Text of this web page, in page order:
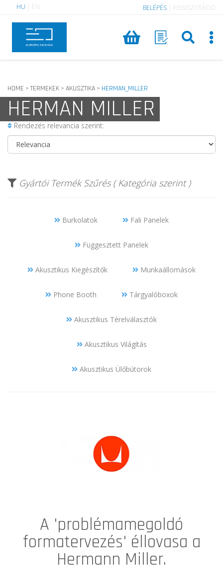
HU EN BELÉPÉS REGISZTRÁCIÓ
HOME > TERMEKEK > AKUSZTIKA > HERMAN_MILLER
HERMAN MILLER
Rendezés relevancia szerint:
Gyártói Termék Szűrés ( Kategória szerint )
Burkolatok Fali Panelek
Függesztett Panelek
Akusztikus Kiegészítők Munkaállomások
Phone Booth Tárgyalóboxok
Akusztikus Térelválasztók
Akusztikus Világítás
Akusztikus Ülőbútorok
A 'problémamegoldó
formatervezés' éllovasa a
Hermann Miller.